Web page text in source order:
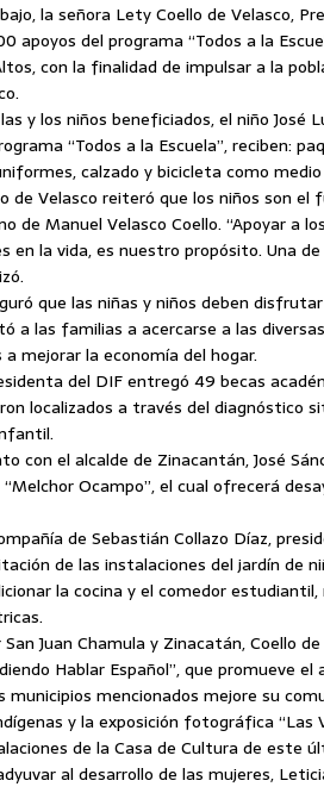
la señora Lety Coello de Velasco,
apoyos del programa “Todos a la
con la finalidad de impulsar a la
y los niños beneficiados,el niño José
“Todos a la Escuela”, reciben:
calzado y bicicleta como
de Velasco reiteró que los niños son el
de Manuel Velasco Coello. “Apoyar a
en la vida, es nuestro propósito. Una
que las niñas y niños deben
a las familias a acercarse a las
mejorar la economía del hogar.
del DIF entregó 49 becas
localizados a través del diagnóstico
con el alcalde de Zinacantán, José
Ocampo”, el cual ofrecerá
de Sebastián Collazo Díaz,
de las instalaciones del jardín de
la cocina y el comedor
Juan Chamula y Zinacatán, Coello
Hablar Español”, que promueve
municipios mencionados mejore su
y la exposición fotográfica “Las
de la Casa de Cultura de este
al desarrollo de las mujeres,